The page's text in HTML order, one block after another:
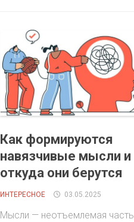
Как формируются
навязчивые мысли и
откуда они берутся
ИНТЕРЕСНОЕ 03.05.2025
Мысли — неотъемлемая часть